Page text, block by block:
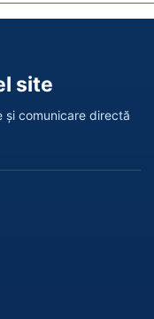
site
și comunicare directă